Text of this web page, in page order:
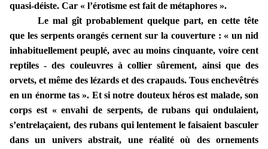
quasi-déiste. Car « l’érotisme est fait de métaphores ».
Le mal gît probablement quelque part, en cette tête
que les serpents orangés cernent sur la couverture : « un nid
inhabituellement peuplé, avec au moins cinquante, voire cent
reptiles - des couleuvres à collier sûrement, ainsi que des
orvets, et même des lézards et des crapauds. Tous enchevêtrés
en un énorme tas ». Et si notre douteux héros est malade, son
corps est « envahi de serpents, de rubans qui ondulaient,
s’entrelaçaient, des rubans qui lentement le faisaient basculer
dans un univers abstrait, une réalité où des ornements